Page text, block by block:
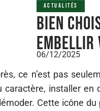
ACTUALITÉS
Bien
embellir
06/12/2025
ce n’est pas
caractère, installer
Cette icône